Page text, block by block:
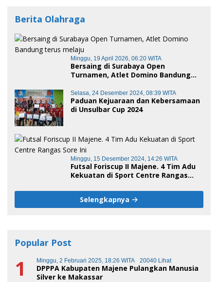
Berita Olahraga
Minggu, 19 April 2026, 06:20 WITA
Bersaing di Surabaya Open
Turnamen, Atlet Domino Bandung
Selasa, 24 Desember 2024, 08:39 WITA
Paduan Kejuaraan dan Kebersamaan
di Unsulbar Cup 2024
Minggu, 15 Desember 2024, 14:26 WITA
Futsal Foriscup II Majene. 4 Tim Adu
Kekuatan di Sport Centre Rangas
Selengkapnya
Popular Post
1 Minggu, 2 Februari 2025, 18:26 WITA 20040 Lihat
DPPPA Kabupaten Majene Pulangkan Manusia
Silver ke Makassar